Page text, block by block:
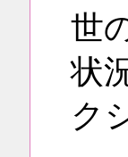
世
状
ク